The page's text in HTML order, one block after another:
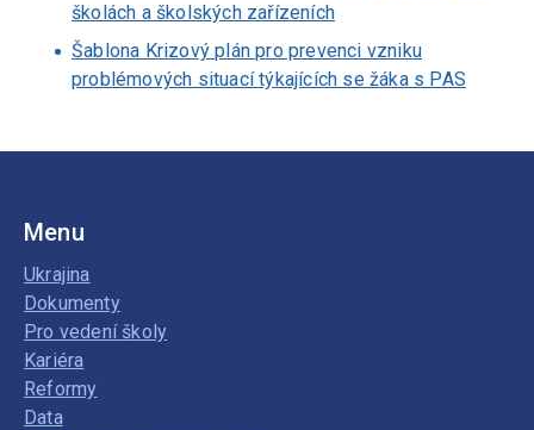
školách a školských zařízeních
Šablona Krizový plán pro prevenci vzniku
problémových situací týkajících se žáka s PAS
Menu
Ukrajina
Dokumenty
Pro vedení školy
Kariéra
Reformy
Data